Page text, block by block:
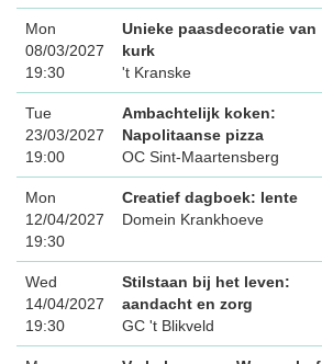
Mon
08/03/2027
19:30
Unieke paasdecoratie van
kurk
't Kranske
Tue
23/03/2027
19:00
Ambachtelijk koken:
Napolitaanse pizza
OC Sint-Maartensberg
Mon
12/04/2027
19:30
Creatief dagboek: lente
Domein Krankhoeve
Wed
14/04/2027
19:30
Stilstaan bij het leven:
aandacht en zorg
GC 't Blikveld